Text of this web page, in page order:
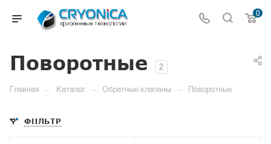
0
Поворотные 2
Главная — Каталог — Обратные клапаны — Поворотные
ФИЛЬТР